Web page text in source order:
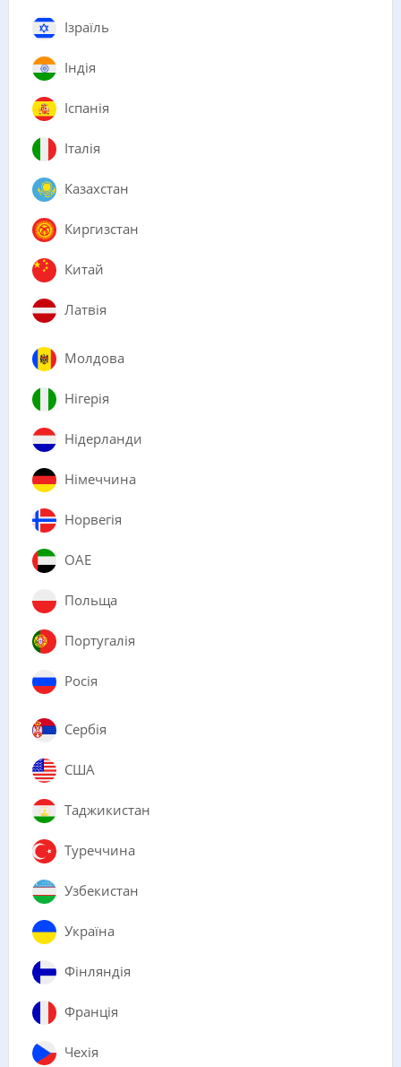
Ізраїль
Індія
Іспанія
Італія
Казахстан
Киргизстан
Китай
Латвія
Молдова
Нігерія
Нідерланди
Німеччина
Норвегія
ОАЕ
Польща
Португалія
Росія
Сербія
США
Таджикистан
Туреччина
Узбекистан
Україна
Фінляндія
Франція
Чехія